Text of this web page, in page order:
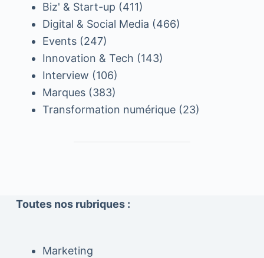
Biz' & Start-up (411)
Digital & Social Media (466)
Events(247)
Innovation & Tech (143)
Interview (106)
Marques(383)
Transformation numérique(23)
Toutes nos rubriques :
Marketing